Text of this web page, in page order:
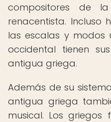
compositores de
renacentista. Incluso
las escalas y modos
occidental tienen
antigua griega.
Además de su
antigua griega
musical. Los griegos